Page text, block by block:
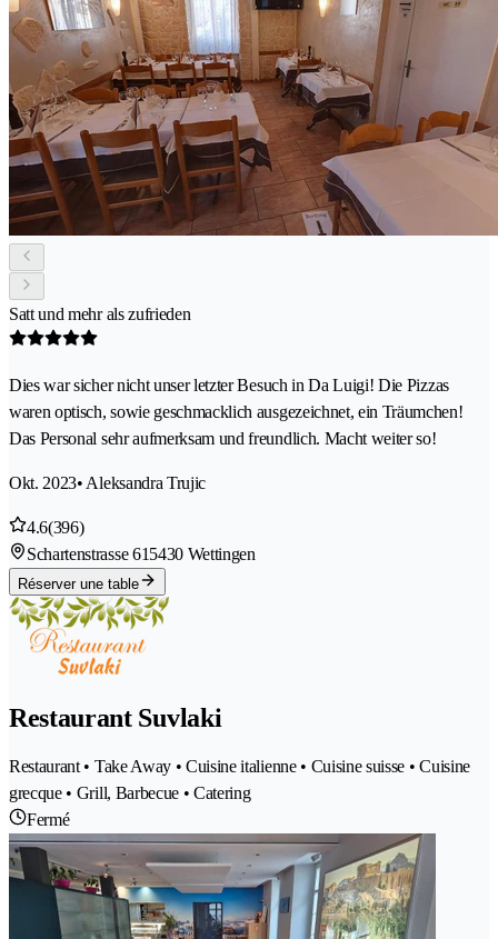
Satt und mehr als zufrieden
Dies war sicher nicht unser letzter Besuch in Da Luigi! Die Pizzas
waren optisch, sowie geschmacklich ausgezeichnet, ein Träumchen!
Das Personal sehr aufmerksam und freundlich. Macht weiter so!
Okt. 2023• Aleksandra Trujic
4.6(396)
Schartenstrasse 615430 Wettingen
Réserver une table
Restaurant Suvlaki
Restaurant • Take Away • Cuisine italienne • Cuisine suisse • Cuisine
grecque • Grill, Barbecue • Catering
Fermé